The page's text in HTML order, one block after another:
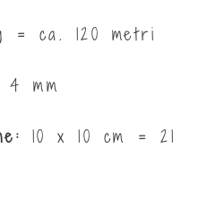
= ca. 120 metri
4 mm
10 x 10 cm = 21